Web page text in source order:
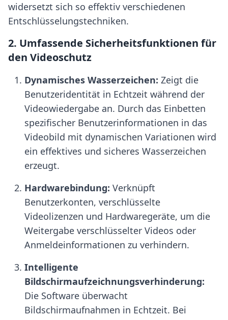
widersetzt sich so effektiv verschiedenen
Entschlüsselungstechniken.
2. Umfassende Sicherheitsfunktionen für
den Videoschutz
Dynamisches Wasserzeichen: Zeigt die
Benutzeridentität in Echtzeit während der
Videowiedergabe an. Durch das Einbetten
spezifischer Benutzerinformationen in das
Videobild mit dynamischen Variationen wird
ein effektives und sicheres Wasserzeichen
erzeugt.
Hardwarebindung: Verknüpft
Benutzerkonten, verschlüsselte
Videolizenzen und Hardwaregeräte, um die
Weitergabe verschlüsselter Videos oder
Anmeldeinformationen zu verhindern.
Intelligente
Bildschirmaufzeichnungsverhinderung:
Die Software überwacht
Bildschirmaufnahmen in Echtzeit. Bei